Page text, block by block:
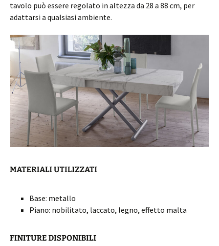
tavolo può essere regolato in altezza da 28 a 88 cm, per
adattarsi a qualsiasi ambiente.
MATERIALI UTILIZZATI
Base: metallo
Piano: nobilitato, laccato, legno, effetto malta
FINITURE DISPONIBILI